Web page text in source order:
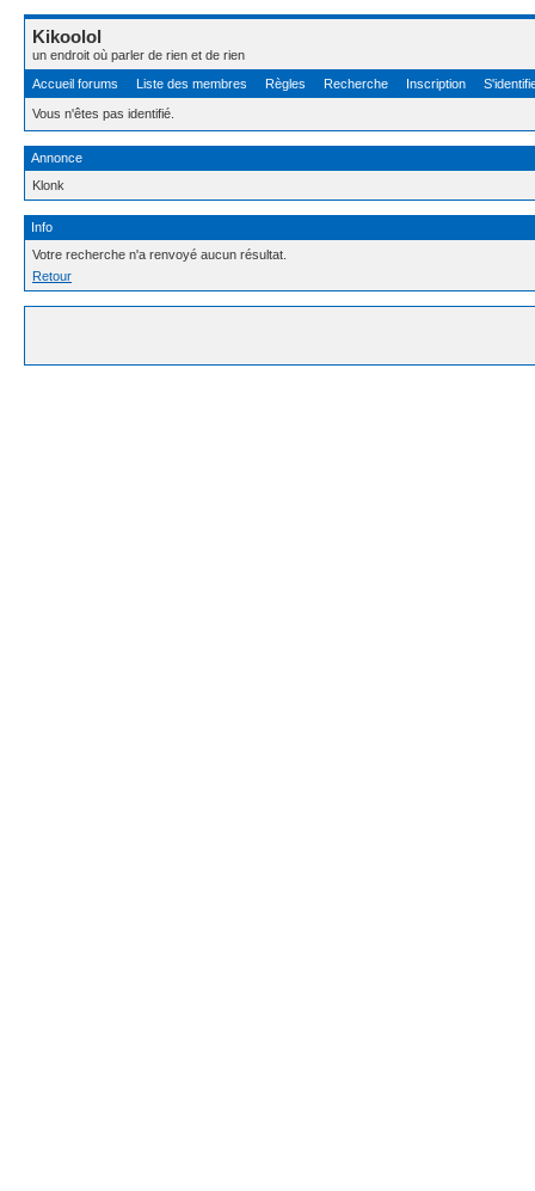
Kikoolol
un endroit où parler de rien et de rien
Accueil forums
Liste des membres Règles Recherche Inscription
Vous n'êtes pas identifié.
Annonce
Klonk
Info
Votre recherche n'a renvoyé aucun résultat.
Retour